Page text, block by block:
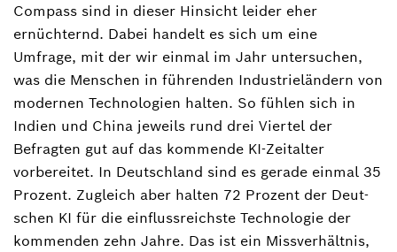
Compass sind in dieser Hinsicht leider eher
ernüchternd. Dabei handelt es sich um eine
Umfrage, mit der wir einmal im Jahr untersuchen,
was die Menschen in führenden Industrieländern von
modernen Technologien halten. So fühlen sich in
Indien und China jeweils rund drei Viertel der
Befragten gut auf das kommende KI-Zeitalter
vorbereitet. In Deutschland sind es gerade einmal 35
Prozent. Zugleich aber halten 72 Prozent der Deut-
schen KI für die einflussreichste Technologie der
kommenden zehn Jahre. Das ist ein Missverhältnis,